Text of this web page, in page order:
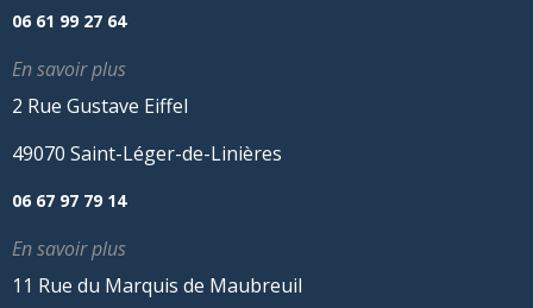
06 61 99 27 64
En savoir plus
2 Rue Gustave Eiffel
49070 Saint-Léger-de-Linières
06 67 97 79 14
En savoir plus
11 Rue du Marquis de Maubreuil